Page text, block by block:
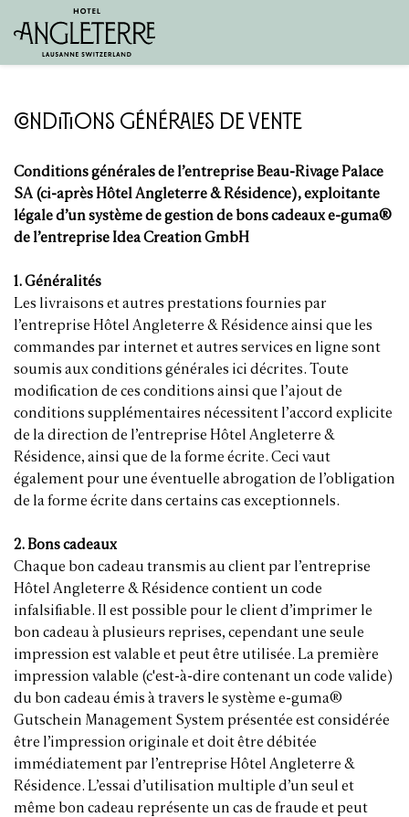
Conditions générales de vente
Conditions générales de l’entreprise Beau-Rivage Palace
SA (ci-après Hôtel Angleterre & Résidence), exploitante
légale d’un système de gestion de bons cadeaux e-guma®
de l’entreprise Idea Creation GmbH
1. Généralités
Les livraisons et autres prestations fournies par
l’entreprise Hôtel Angleterre & Résidence ainsi que les
commandes par internet et autres services en ligne sont
soumis aux conditions générales ici décrites. Toute
modification de ces conditions ainsi que l’ajout de
conditions supplémentaires nécessitent l’accord explicite
de la direction de l’entreprise Hôtel Angleterre &
Résidence, ainsi que de la forme écrite. Ceci vaut
également pour une éventuelle abrogation de l’obligation
de la forme écrite dans certains cas exceptionnels.
2. Bons cadeaux
Chaque bon cadeau transmis au client par l’entreprise
Hôtel Angleterre & Résidence contient un code
infalsifiable. Il est possible pour le client d’imprimer le
bon cadeau à plusieurs reprises, cependant une seule
impression est valable et peut être utilisée. La première
impression valable (c'est-à-dire contenant un code valide)
du bon cadeau émis à travers le système e-guma®
Gutschein Management System présentée est considérée
être l’impression originale et doit être débitée
immédiatement par l’entreprise Hôtel Angleterre &
Résidence. L’essai d’utilisation multiple d’un seul et
même bon cadeau représente un cas de fraude et peut